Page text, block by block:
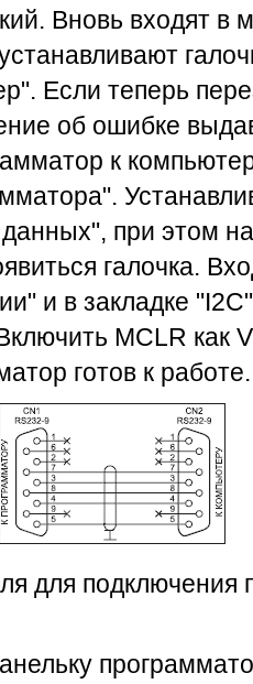
Вновь входят в
Если теперь
об ошибке
к
при этом
галочка.
и в закладке
MCLR как
готов к работе.
для подключения